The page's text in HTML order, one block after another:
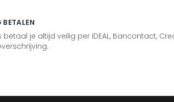
BETALEN
betaal je altijd veilig per iDEAL, Bancontact,